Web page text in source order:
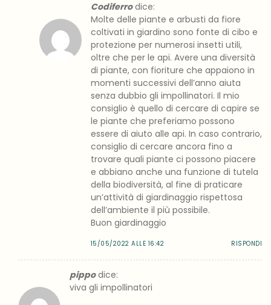
Codiferro dice:
Molte delle piante e arbusti da fiore
coltivati in giardino sono fonte di cibo e
protezione per numerosi insetti utili,
oltre che per le api. Avere una diversità
di piante, con fioriture che appaiono in
momenti successivi dell’anno aiuta
senza dubbio gli impollinatori. Il mio
consiglio è quello di cercare di capire se
le piante che preferiamo possono
essere di aiuto alle api. In caso contrario,
consiglio di cercare ancora fino a
trovare quali piante ci possono piacere
e abbiano anche una funzione di tutela
della biodiversità, al fine di praticare
un’attività di giardinaggio rispettosa
dell’ambiente il più possibile.
Buon giardinaggio
15/05/2022 ALLE 16:42 RISPONDI
pippo dice:
viva gli impollinatori